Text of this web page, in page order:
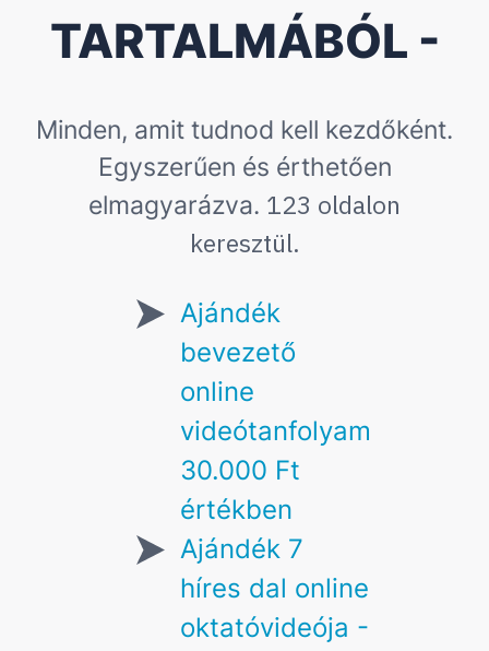
TARTALMÁBÓL -
Minden, amit tudnod kell kezdőként.
Egyszerűen és érthetően
elmagyarázva. 123 oldalon
keresztül.
Ajándék
bevezető
online
videótanfolyam
30.000 Ft
értékben
Ajándék 7
híres dal online
oktatóvideója -